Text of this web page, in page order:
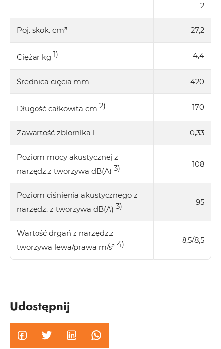
2
Poj. skok. cm³ 27,2
Ciężar kg 1) 4,4
Średnica cięcia mm 420
Długość całkowita cm 2) 170
Zawartość zbiornika l 0,33
Poziom mocy akustycznej z
narzędz.z tworzywa dB(A) 3) 108
Poziom ciśnienia akustycznego z
narzędz. z tworzywa dB(A) 3) 95
Wartość drgań z narzędz.z
tworzywa lewa/prawa m/s² 4) 8,5/8,5
Udostępnij